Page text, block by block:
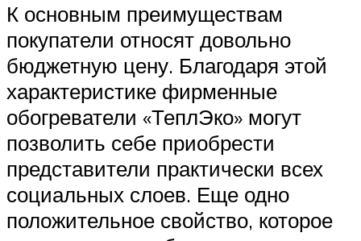
К основным преимуществам
покупатели относят довольно
бюджетную цену. Благодаря этой
характеристике фирменные
обогреватели «ТеплЭко» могут
позволить себе приобрести
представители практически всех
социальных слоев. Еще одно
положительное свойство, которое